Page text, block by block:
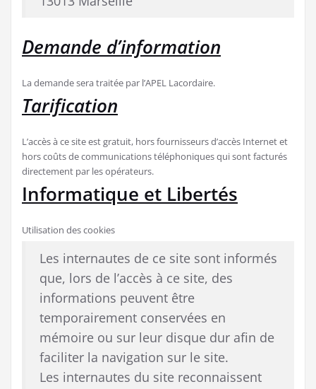
Demande d’information
La demande sera traitée par l’APEL Lacordaire.
Tarification
L’accès à ce site est gratuit, hors fournisseurs d’accès Internet et
hors coûts de communications téléphoniques qui sont facturés
directement par les opérateurs.
Informatique et Libertés
Utilisation des cookies
Les internautes de ce site sont informés
que, lors de l’accès à ce site, des
informations peuvent être
temporairement conservées en
mémoire ou sur leur disque dur afin de
faciliter la navigation sur le site.
Les internautes du site reconnaissent